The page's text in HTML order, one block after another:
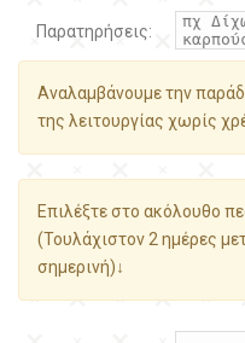
Παρατηρήσεις:
Αναλαμβάνουμε την
της λειτουργίας χωρίς
Επιλέξτε στο ακόλουθο
(Τουλάχιστον 2 ημέρες
σημερινή)↓